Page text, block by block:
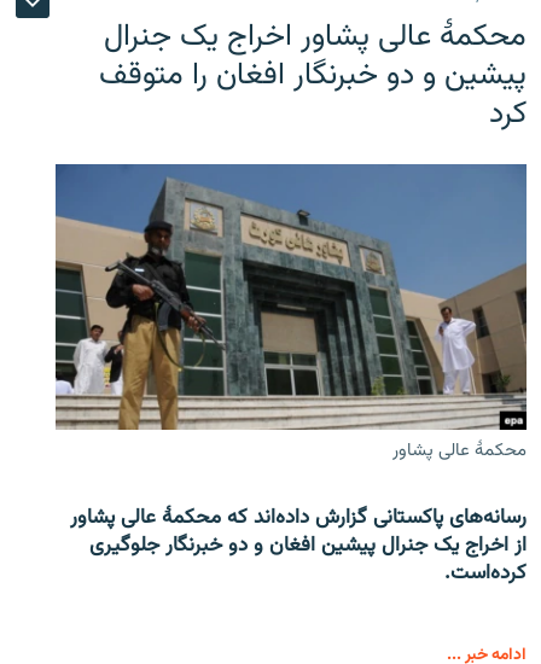
محکمۀ عالی پشاور اخراج یک جنرال
پیشین و دو خبرنگار افغان را متوقف
کرد
محکمۀ عالی پشاور
رسانه‌های پاکستانی گزارش داده‌اند که محکمۀ عالی پشاور
از اخراج یک جنرال پیشین افغان و دو خبرنگار جلوگیری
کرده‌است.
ادامه خبر ...